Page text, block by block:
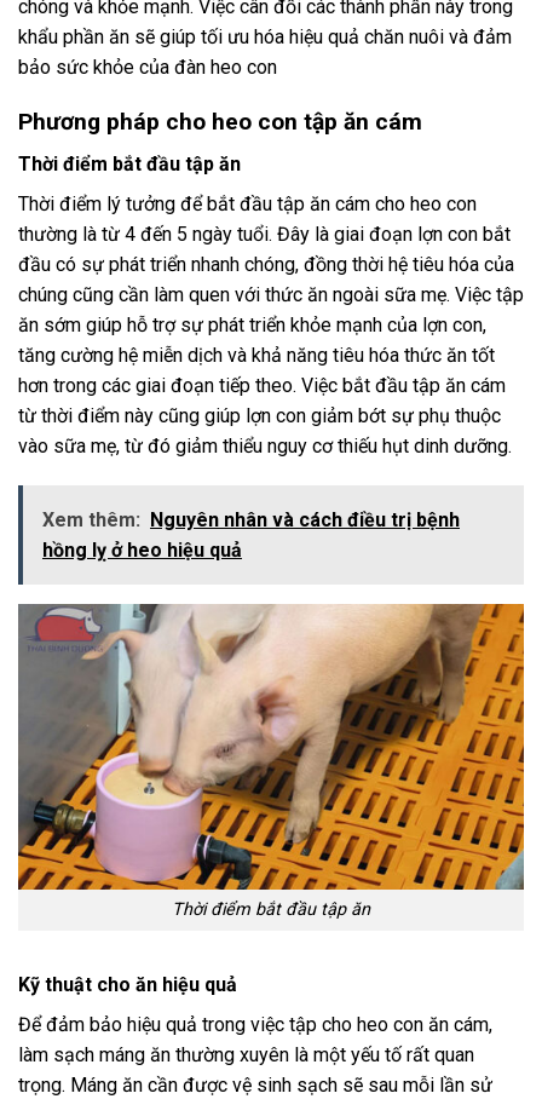
chóng và khỏe mạnh. Việc cân đối các thành phần này trong
khẩu phần ăn sẽ giúp tối ưu hóa hiệu quả chăn nuôi và đảm
bảo sức khỏe của đàn heo con
Phương pháp cho heo con tập ăn cám
Thời điểm bắt đầu tập ăn
Thời điểm lý tưởng để bắt đầu tập ăn cám cho heo con
thường là từ 4 đến 5 ngày tuổi. Đây là giai đoạn lợn con bắt
đầu có sự phát triển nhanh chóng, đồng thời hệ tiêu hóa của
chúng cũng cần làm quen với thức ăn ngoài sữa mẹ. Việc tập
ăn sớm giúp hỗ trợ sự phát triển khỏe mạnh của lợn con,
tăng cường hệ miễn dịch và khả năng tiêu hóa thức ăn tốt
hơn trong các giai đoạn tiếp theo. Việc bắt đầu tập ăn cám
từ thời điểm này cũng giúp lợn con giảm bớt sự phụ thuộc
vào sữa mẹ, từ đó giảm thiểu nguy cơ thiếu hụt dinh dưỡng.
Xem thêm:
Nguyên nhân và cách điều trị bệnh
hồng lỵ ở heo hiệu quả
Thời điểm bắt đầu tập ăn
Kỹ thuật cho ăn hiệu quả
Để đảm bảo hiệu quả trong việc tập cho heo con ăn cám,
làm sạch máng ăn thường xuyên là một yếu tố rất quan
trọng. Máng ăn cần được vệ sinh sạch sẽ sau mỗi lần sử